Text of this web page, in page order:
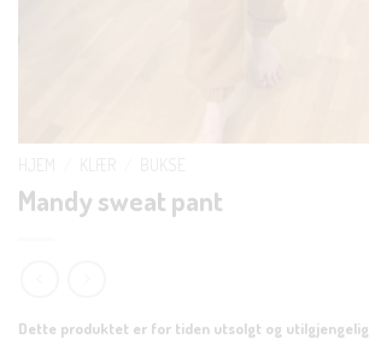
Mandy sweat pant
Dette produktet er for tiden utsolgt og utilgjengelig.